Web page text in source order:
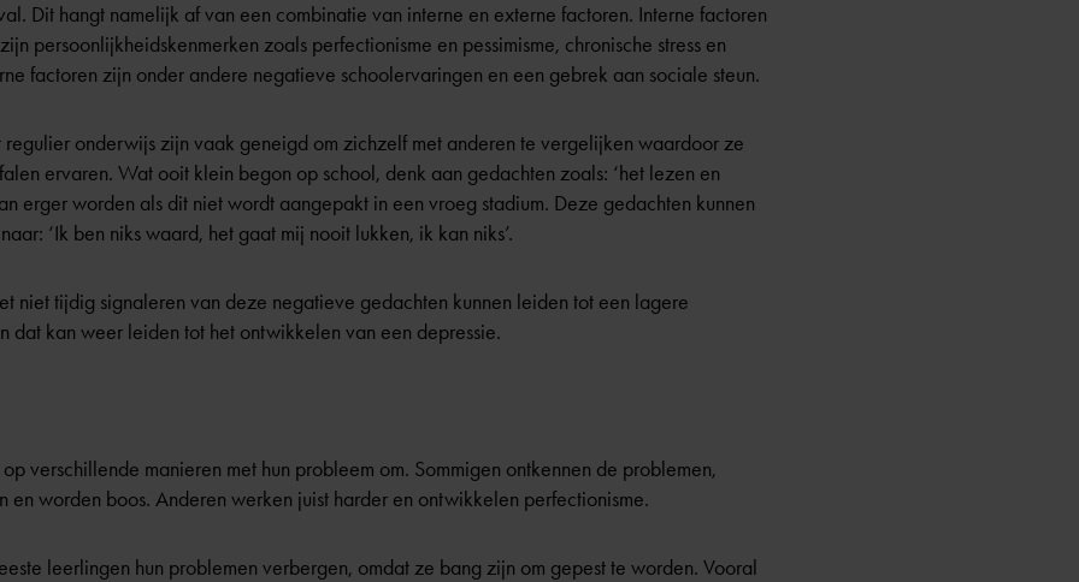
Dit hangt namelijk af van een combinatie van interne en externe factoren. Interne factoren
persoonlijkheidskenmerken zoals perfectionisme en pessimisme, chronische stress en
factoren zijn onder andere negatieve schoolervaringen en een gebrek aan sociale steun.
regulier onderwijs zijn vaak geneigd om zichzelf met anderen te vergelijken waardoor ze
ervaren. Wat ooit klein begon op school, denk aan gedachten zoals: ‘het lezen en
erger worden als dit niet wordt aangepakt in een vroeg stadium. Deze gedachten kunnen
‘Ik ben niks waard, het gaat mij nooit lukken, ik kan niks’.
niet tijdig signaleren van deze negatieve gedachten kunnen leiden tot een lagere
dat kan weer leiden tot het ontwikkelen van een depressie.
verschillende manieren met hun probleem om. Sommigen ontkennen de problemen,
en worden boos. Anderen werken juist harder en ontwikkelen perfectionisme.
leerlingen hun problemen verbergen, omdat ze bang zijn om gepest te worden. Vooral